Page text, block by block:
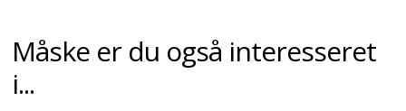
Måske er du også interesseret
i...